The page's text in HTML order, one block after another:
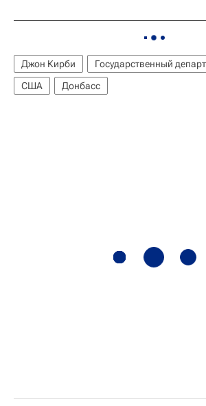
Джон Кирби
Государственный
США
Донбасс